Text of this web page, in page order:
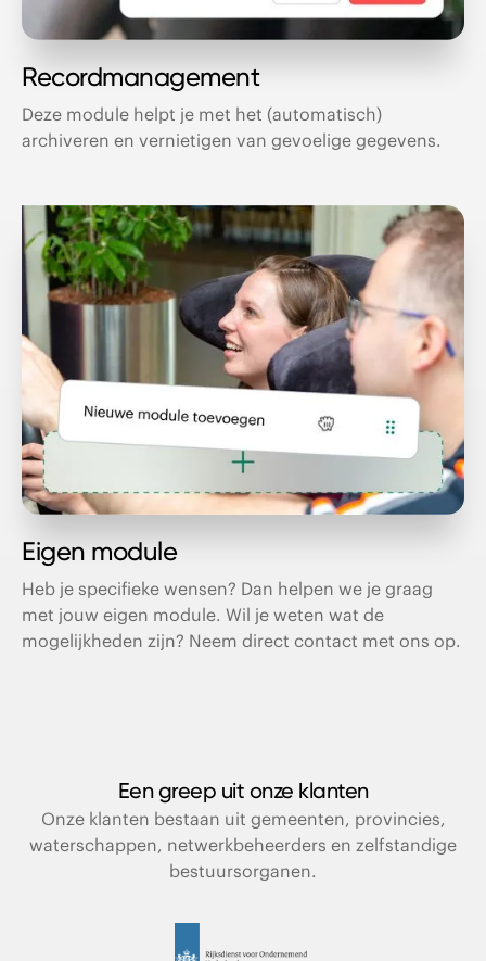
Recordmanagement
Deze module helpt je met het (automatisch)
archiveren en vernietigen van gevoelige gegevens.
Eigen module
Heb je specifieke wensen? Dan helpen we je graag
met jouw eigen module. Wil je weten wat de
mogelijkheden zijn? Neem direct contact met ons op.
Een greep uit onze klanten
Onze klanten bestaan uit gemeenten, provincies,
waterschappen, netwerkbeheerders en zelfstandige
bestuursorganen.